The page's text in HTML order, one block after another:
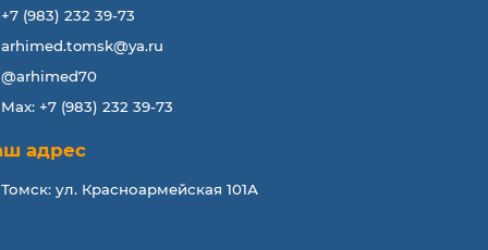
+7 (983) 232 39-73
arhimed.tomsk@ya.ru
@arhimed70
Max: +7 (983) 232 39-73
адрес
Томск: ул. Красноармейская 101А